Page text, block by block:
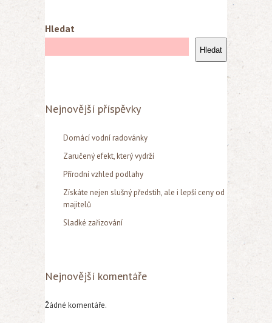
Hledat
Hledat
Nejnovější příspěvky
Domácí vodní radovánky
Zaručený efekt, který vydrží
Přírodní vzhled podlahy
Získáte nejen slušný předstih, ale i lepší ceny od
majitelů
Sladké zařizování
Nejnovější komentáře
Žádné komentáře.